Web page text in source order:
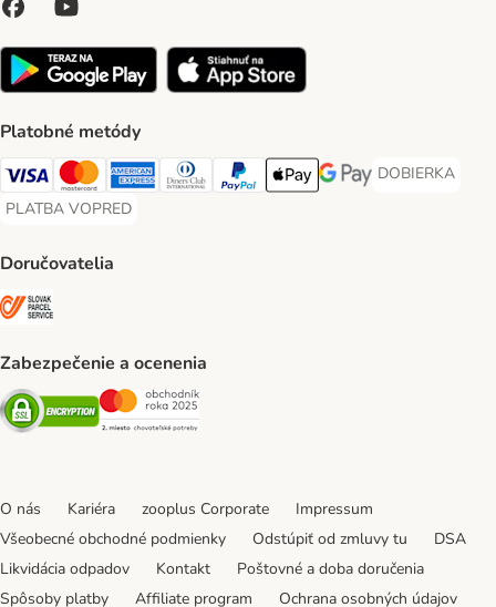
Platobné metódy
Visa Payment Method
Mastercard Payment Method
American Express Payment Method
Diners Club Payment Method
PayPal Payment Method
Apple Pay Payment Method
Google Pay Payment
DOBIERKA
DOBIERKA
PLATBA VOPRED
PLATBA VOPRED Payment Method
Doručovatelia
Zabezpečenie a ocenenia
Security Security
O nás Kariéra zooplus Corporate
Impressum
Všeobecné obchodné podmienky
Odstúpiť od zmluvy tu
DSA
Likvidácia odpadov
Kontakt
Poštovné a doba doručenia
Spôsoby platby
Affiliate program Ochrana osobných údajov